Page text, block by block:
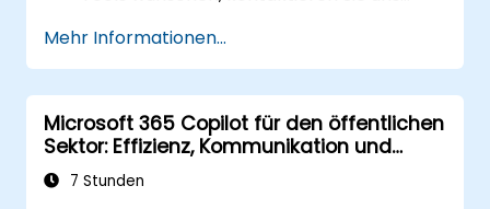
Mehr Informationen...
Microsoft 365 Copilot für den öffentlichen
Sektor: Effizienz, Kommunikation und
Erkenntnisse
7 Stunden